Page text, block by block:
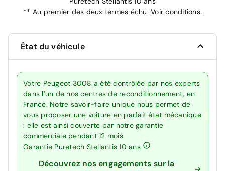
** Au premier des deux termes échu. Voir conditions.
État du véhicule
Votre Peugeot 3008 a été contrôlée par nos experts
dans l’un de nos centres de reconditionnement, en
France. Notre savoir-faire unique nous permet de
vous proposer une voiture en parfait état mécanique
: elle est ainsi couverte par notre garantie
commerciale pendant 12 mois.
Garantie Puretech Stellantis 10 ans
Découvrez nos engagements sur la